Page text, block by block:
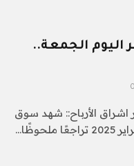
الجمعة..
0
اشراق الأرباح:: شهد سوق